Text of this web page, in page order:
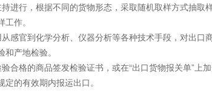
进行，根据不同的货物形态，采取随机取样方式抽取
作。
感官到化学分析、仪器分析等各种技术手段，对出口
产地检验。
合格的商品签发检验证书，或在“出口货物报关单”上
的有效期内报运出口。